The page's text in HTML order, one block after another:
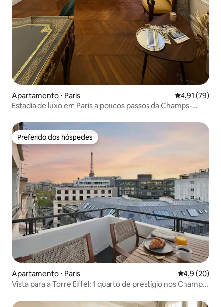
Apartamento ⋅ Paris 4,91 de uma
4,91 (79)
Estadia de luxo em Paris a poucos passos da Champs-
Preferido dos hóspedes
Preferido dos hóspedes
Apartamento ⋅ Paris 4,9 de uma
4,9 (20)
Vista para a Torre Eiffel: 1 quarto de prestígio nos Champs-